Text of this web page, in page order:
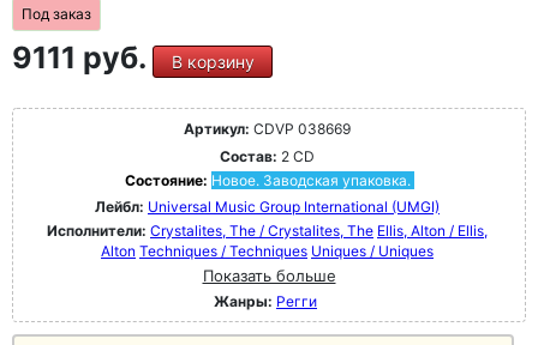
Под заказ
9111 руб. В корзину
Артикул: CDVP 038669
Состав: 2 CD
Состояние: Новое. Заводская упаковка.
Лейбл: Universal Music Group International (UMGI)
Исполнители: Crystalites, The / Crystalites, The Ellis, Alton / Ellis,
Alton Techniques / Techniques Uniques / Uniques
Показать больше
Жанры: Регги